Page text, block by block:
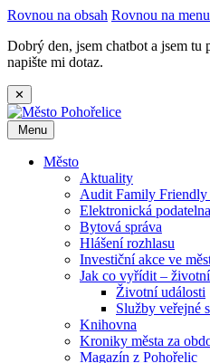
Rovnou na obsah Rovnou na menu
Dobrý den, jsem chatbot a jsem
napište mi dotaz.
✕
Menu
Město
Aktuality
Audit Family
Elektronická podatelna
Bytová správa
Hlášení rozhlasu
Investiční akce ve
Jak co vyřídit –
Životní události
Služby veřejné
Knihovna
Kroniky města za
Magazín z Pohořelic